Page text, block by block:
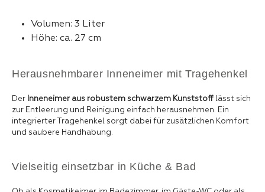
Volumen: 3 Liter
Höhe: ca. 27 cm
Herausnehmbarer Inneneimer mit Tragehenkel
Der Inneneimer aus robustem schwarzem Kunststoff lässt sich
zur Entleerung und Reinigung einfach herausnehmen. Ein
integrierter Tragehenkel sorgt dabei für zusätzlichen Komfort
und saubere Handhabung.
Vielseitig einsetzbar in Küche & Bad